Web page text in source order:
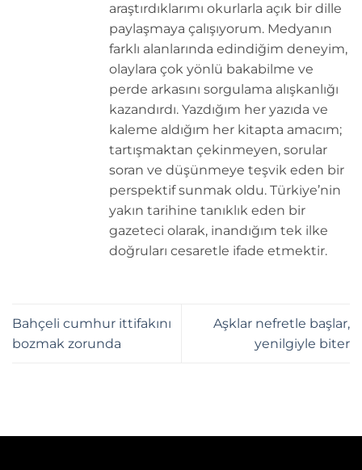
araştırdıklarımı okurlarla açık bir dille
paylaşmaya çalışıyorum. Medyanın
farklı alanlarında edindiğim deneyim,
olaylara çok yönlü bakabilme ve
perde arkasını sorgulama alışkanlığı
kazandırdı. Yazdığım her yazıda ve
kaleme aldığım her kitapta amacım;
tartışmaktan çekinmeyen, sorular
soran ve düşünmeye teşvik eden bir
perspektif sunmak oldu. Türkiye’nin
yakın tarihine tanıklık eden bir
gazeteci olarak, inandığım tek ilke
doğruları cesaretle ifade etmektir.
Bahçeli cumhur ittifakını
bozmak zorunda
Aşklar nefretle başlar,
yenilgiyle biter